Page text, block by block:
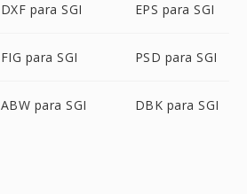
DXF para SGI EPS para SGI
FIG para SGI PSD para SGI
ABW para SGI DBK para SGI